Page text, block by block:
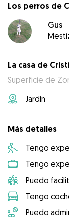
Los perros de
Gus
La casa de
Superficie de
Jardín
Más detalles
Tengo
Tengo
Puedo
Tengo
Puedo